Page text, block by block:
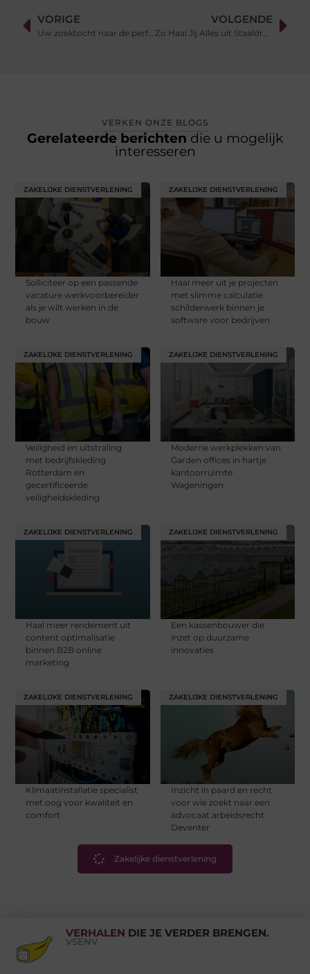
VORIGE
Uw zoektocht naar de perfecte comfortstoel
VOLGENDE
Zo Haal Jij Alles uit Staaldraad voor Jouw Projecten!
VERKEN ONZE BLOGS
Gerelateerde berichten die u mogelijk
interesseren
ZAKELIJKE DIENSTVERLENING
Solliciteer op een passende
vacature werkvoorbereider
als je wilt werken in de
bouw
ZAKELIJKE DIENSTVERLENING
Haal meer uit je projecten
met slimme calculatie
schilderwerk binnen je
software voor bedrijven
ZAKELIJKE DIENSTVERLENING
Veiligheid en uitstraling
met bedrijfskleding
Rotterdam en
gecertificeerde
veiligheidskleding
ZAKELIJKE DIENSTVERLENING
Moderne werkplekken van
Garden offices in hartje
kantoorruimte
Wageningen
ZAKELIJKE DIENSTVERLENING
Haal meer rendement uit
content optimalisatie
binnen B2B online
marketing
ZAKELIJKE DIENSTVERLENING
Een kassenbouwer die
inzet op duurzame
innovaties
ZAKELIJKE DIENSTVERLENING
Klimaatinstallatie specialist
met oog voor kwaliteit en
comfort
ZAKELIJKE DIENSTVERLENING
Inzicht in paard en recht
voor wie zoekt naar een
advocaat arbeidsrecht
Deventer
Zakelijke dienstverlening
VERHALEN DIE JE VERDER BRENGEN.
VSENV